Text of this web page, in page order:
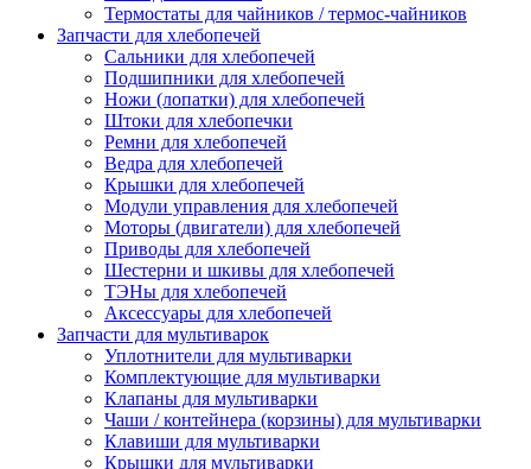
Термостаты для чайников / термос-чайников
Запчасти для хлебопечей
Сальники для хлебопечей
Подшипники для хлебопечей
Ножи (лопатки) для хлебопечей
Штоки для хлебопечки
Ремни для хлебопечей
Ведра для хлебопечей
Крышки для хлебопечей
Модули управления для хлебопечей
Моторы (двигатели) для хлебопечей
Приводы для хлебопечей
Шестерни и шкивы для хлебопечей
ТЭНы для хлебопечей
Аксессуары для хлебопечей
Запчасти для мультиварок
Уплотнители для мультиварки
Комплектующие для мультиварки
Клапаны для мультиварки
Чаши / контейнера (корзины) для мультиварки
Клавиши для мультиварки
Крышки для мультиварки